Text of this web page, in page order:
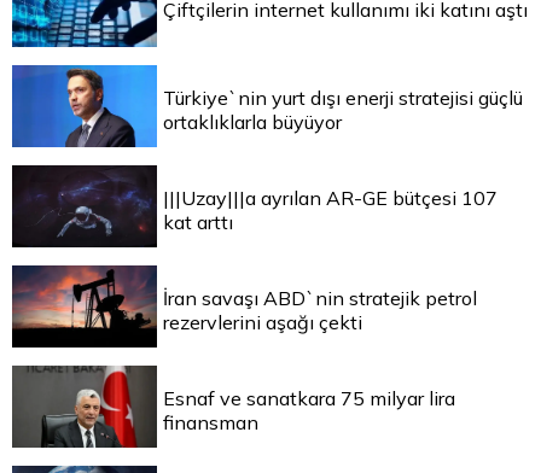
Çiftçilerin internet kullanımı iki katını aştı
Türkiye`nin yurt dışı enerji stratejisi güçlü
ortaklıklarla büyüyor
|||Uzay|||a ayrılan AR-GE bütçesi 107
kat arttı
İran savaşı ABD`nin stratejik petrol
rezervlerini aşağı çekti
Esnaf ve sanatkara 75 milyar lira
finansman